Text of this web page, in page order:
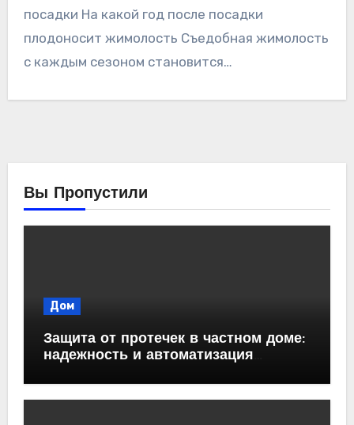
посадки На какой год после посадки
плодоносит жимолость Съедобная жимолость
с каждым сезоном становится…
Вы Пропустили
Дом
Защита от протечек в частном доме:
надежность и автоматизация